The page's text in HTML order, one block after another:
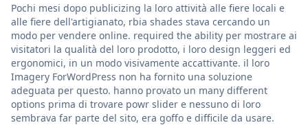
Pochi mesi dopo publicizing la loro attività alle fiere locali e
alle fiere dell'artigianato, rbia shades stava cercando un
modo per vendere online. required the ability per mostrare ai
visitatori la qualità del loro prodotto, i loro design leggeri ed
ergonomici, in un modo visivamente accattivante. il loro
Imagery ForWordPress non ha fornito una soluzione
adeguata per questo. hanno provato un many different
options prima di trovare powr slider e nessuno di loro
sembrava far parte del sito, era goffo e difficile da usare.